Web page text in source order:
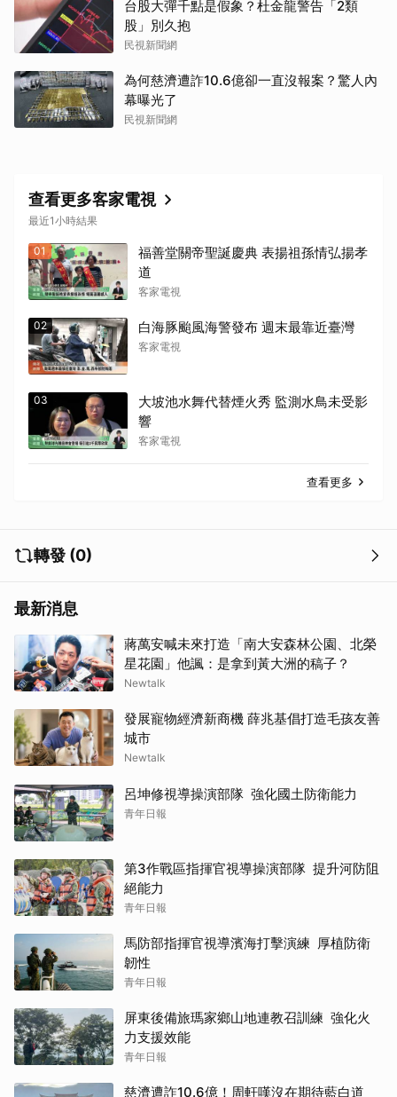
台股大彈千點是假象？杜金龍警告「2類
股」別久抱
民視新聞網
為何慈濟遭詐10.6億卻一直沒報案？驚人內
幕曝光了
民視新聞網
查看更多客家電視
最近1小時結果
01
福善堂關帝聖誕慶典 表揚祖孫情弘揚孝
道
客家電視
02 白海豚颱風海警發布 週末最靠近臺灣
客家電視
03
大坡池水舞代替煙火秀 監測水鳥未受影
響
客家電視
查看更多
轉發 (0)
最新消息
蔣萬安喊未來打造「南大安森林公園、北榮
星花園」他諷：是拿到黃大洲的稿子？
Newtalk
發展寵物經濟新商機 薛兆基倡打造毛孩友善
城市
Newtalk
呂坤修視導操演部隊 強化國土防衛能力
青年日報
第3作戰區指揮官視導操演部隊 提升河防阻
絕能力
青年日報
馬防部指揮官視導濱海打擊演練 厚植防衛
韌性
青年日報
屏東後備旅瑪家鄉山地連教召訓練 強化火
力支援效能
青年日報
慈濟遭詐10.6億！周軒嘆沒在期待藍白道
取消